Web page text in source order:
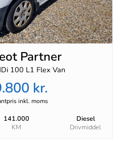
Partner
100 L1 Flex Van
kr.
inkl. moms
141.000
KM
Diesel
Drivmiddel